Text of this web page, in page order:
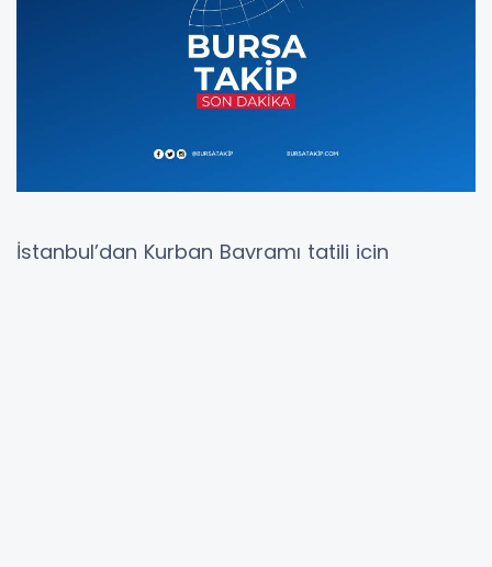
İstanbul’dan Kurban Bayramı tatili için